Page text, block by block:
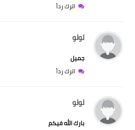
اترك رداً
لولو
جميل
اترك رداً
لولو
بارك الله فيكم